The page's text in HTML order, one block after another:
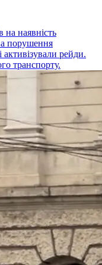
на наявність
порушення
активізували рейди.
транспорту.